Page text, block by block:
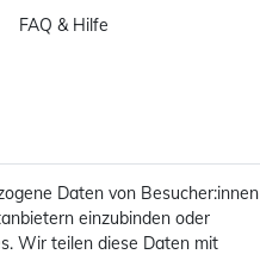
FAQ & Hilfe
Daten von Besucher:innen
einzubinden oder
Wir teilen diese Daten mit